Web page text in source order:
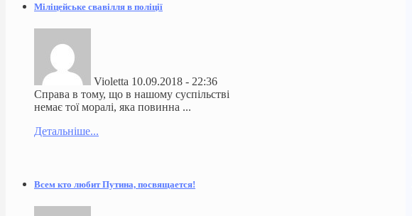
Міліцейське свавілля в поліції
Violetta 10.09.2018 - 22:36
Справа в тому, що в нашому суспільстві
немає тої моралі, яка повинна ...
Детальніше...
Всем кто любит Путина, посвящается!